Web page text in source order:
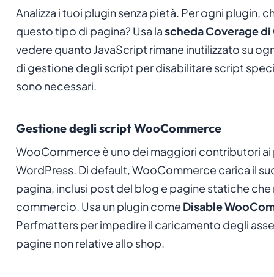
Analizza i tuoi plugin senza pietà. Per ogni plugin,
questo tipo di pagina? Usa lascheda Coverage
vedere quanto JavaScript rimane inutilizzato su
di gestione degli script per disabilitare script
sono necessari.
Gestione degli script WooCommerce
WooCommerce è uno dei maggiori contributori ai
WordPress. Di default, WooCommerce carica il
pagina, inclusi post del blog e pagine statiche che
commercio. Usa un plugin come Disable
Perfmatters per impedire il caricamento degli
pagine non relative allo shop.